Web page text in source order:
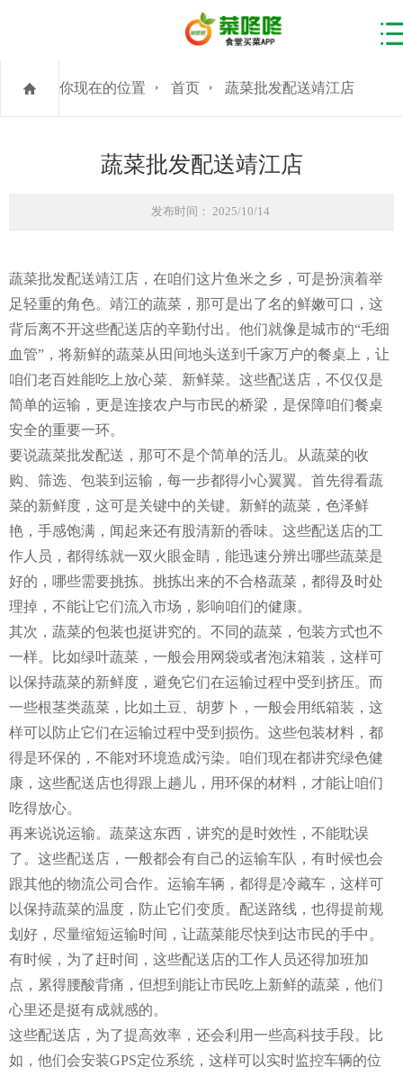
你现在的位置 首页 蔬菜批发配送靖江店
蔬菜批发配送靖江店
发布时间： 2025/10/14
蔬菜批发配送靖江店，在咱们这片鱼米之乡，可是扮演着举
足轻重的角色。靖江的蔬菜，那可是出了名的鲜嫩可口，这
背后离不开这些配送店的辛勤付出。他们就像是城市的“毛细
血管”，将新鲜的蔬菜从田间地头送到千家万户的餐桌上，让
咱们老百姓能吃上放心菜、新鲜菜。这些配送店，不仅仅是
简单的运输，更是连接农户与市民的桥梁，是保障咱们餐桌
安全的重要一环。
要说蔬菜批发配送，那可不是个简单的活儿。从蔬菜的收
购、筛选、包装到运输，每一步都得小心翼翼。首先得看蔬
菜的新鲜度，这可是关键中的关键。新鲜的蔬菜，色泽鲜
艳，手感饱满，闻起来还有股清新的香味。这些配送店的工
作人员，都得练就一双火眼金睛，能迅速分辨出哪些蔬菜是
好的，哪些需要挑拣。挑拣出来的不合格蔬菜，都得及时处
理掉，不能让它们流入市场，影响咱们的健康。
其次，蔬菜的包装也挺讲究的。不同的蔬菜，包装方式也不
一样。比如绿叶蔬菜，一般会用网袋或者泡沫箱装，这样可
以保持蔬菜的新鲜度，避免它们在运输过程中受到挤压。而
一些根茎类蔬菜，比如土豆、胡萝卜，一般会用纸箱装，这
样可以防止它们在运输过程中受到损伤。这些包装材料，都
得是环保的，不能对环境造成污染。咱们现在都讲究绿色健
康，这些配送店也得跟上趟儿，用环保的材料，才能让咱们
吃得放心。
再来说说运输。蔬菜这东西，讲究的是时效性，不能耽误
了。这些配送店，一般都会有自己的运输车队，有时候也会
跟其他的物流公司合作。运输车辆，都得是冷藏车，这样可
以保持蔬菜的温度，防止它们变质。配送路线，也得提前规
划好，尽量缩短运输时间，让蔬菜能尽快到达市民的手中。
有时候，为了赶时间，这些配送店的工作人员还得加班加
点，累得腰酸背痛，但想到能让市民吃上新鲜的蔬菜，他们
心里还是挺有成就感的。
这些配送店，为了提高效率，还会利用一些高科技手段。比
如，他们会安装GPS定位系统，这样可以实时监控车辆的位